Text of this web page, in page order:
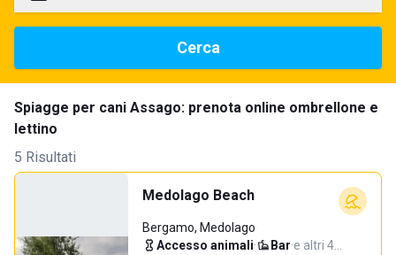
Cerca
Spiagge per cani Assago: prenota online ombrellone e
lettino
5 Risultati
Medolago Beach
Bergamo, Medolago
Accesso animali· Bar·e altri 4…